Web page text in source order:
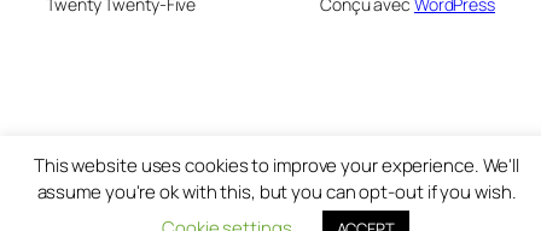
This website uses cookies to improve your experience. We'll
assume you're ok with this, but you can opt-out if you wish.